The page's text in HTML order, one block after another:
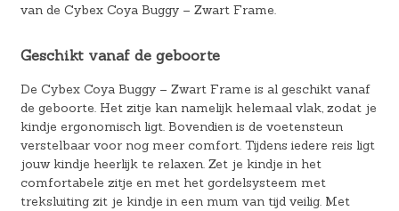
van de Cybex Coya Buggy – Zwart Frame.
Geschikt vanaf de geboorte
De Cybex Coya Buggy – Zwart Frame is al geschikt vanaf
de geboorte. Het zitje kan namelijk helemaal vlak, zodat je
kindje ergonomisch ligt. Bovendien is de voetensteun
verstelbaar voor nog meer comfort. Tijdens iedere reis ligt
jouw kindje heerlijk te relaxen. Zet je kindje in het
comfortabele zitje en met het gordelsysteem met
treksluiting zit je kindje in een mum van tijd veilig. Met